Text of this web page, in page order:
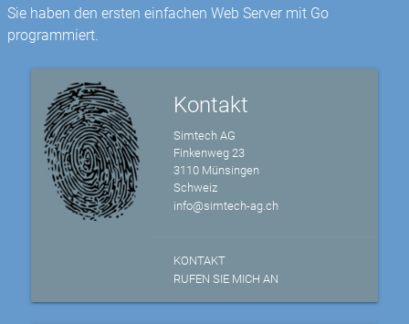
Sie haben den ersten einfachen Web Server mit Go
programmiert.
Kontakt
Simtech AG
Finkenweg 23
3110 Münsingen
Schweiz
info@simtech-ag.ch
KONTAKT
RUFEN SIE MICH AN